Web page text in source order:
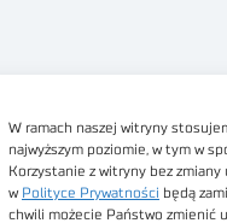
W ramach naszej witryny
najwyższym poziomie, w tym w
Korzystanie z witryny bez
w Polityce Prywatności będą
chwili możecie Państwo zmienić
Dostępność
Regulamin
Regulamin